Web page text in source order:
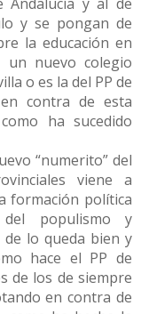
y se pongan de
la educación en
nuevo colegio
o es la del PP de
contra de esta
ha sucedido
“numerito” del
viene a
formación política
populismo y
lo queda bien y
hace el PP de
de los de siempre
en contra de